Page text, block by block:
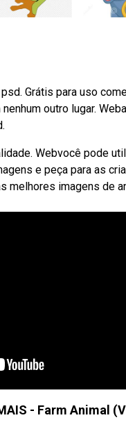
Grátis para uso
outro lugar.
Webvocê pode
e peça para as
melhores imagens de
- Farm Animal